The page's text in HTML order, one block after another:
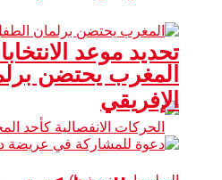
تحديد موعد
المغرب يحتضن
الإفريقي